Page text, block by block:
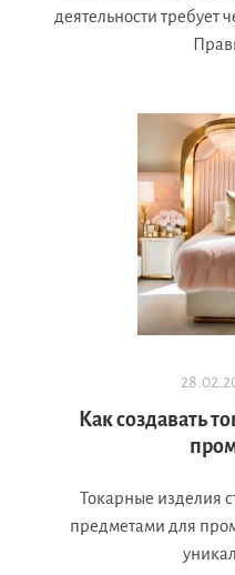
деятельности требует
Как создавать
Токарные изделия
предметами для